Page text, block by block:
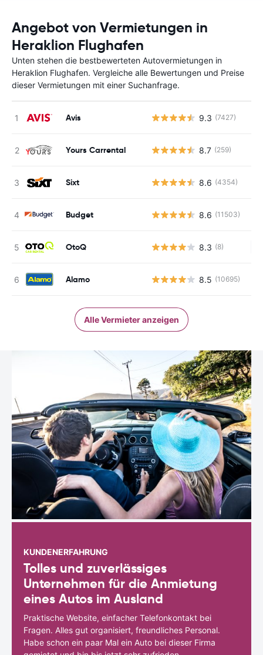
Angebot von Vermietungen in
Heraklion Flughafen
Unten stehen die bestbewerteten Autovermietungen in
Heraklion Flughafen. Vergleiche alle Bewertungen und Preise
dieser Vermietungen mit einer Suchanfrage.
Avis 9.3 (7427)
Yours Carrental 8.7 (259)
Sixt 8.6 (4354)
Budget 8.6 (11503)
OtoQ 8.3 (8)
Alamo 8.5 (10695)
Alle Vermieter anzeigen
KUNDENERFAHRUNG
Tolles und zuverlässiges
Unternehmen für die Anmietung
eines Autos im Ausland
Praktische Website, einfacher Telefonkontakt bei
Fragen. Alles gut organisiert, freundliches Personal.
Habe schon ein paar Mal ein Auto bei dieser Firma